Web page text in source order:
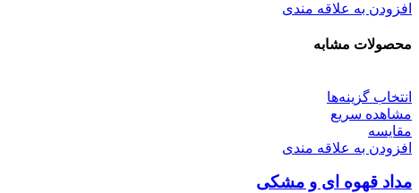
افزودن به علاقه مندی
محصولات مشابه
انتخاب گزینه‌ها
مشاهده سریع
مقایسه
افزودن به علاقه مندی
مداد قهوه ای و مشکی